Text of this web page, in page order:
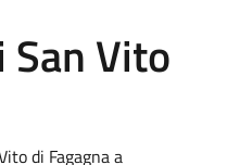
Vito
di Fagagna a